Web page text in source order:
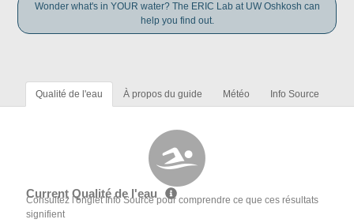
Wonder what's in YOUR water? The ERIC Lab at UW Oshkosh can
help you find out.
Qualité de l'eau À propos du guide Météo Info Source
Current Qualité de l'eau
Consultez l'onglet Info Source pour comprendre ce que ces résultats
signifient